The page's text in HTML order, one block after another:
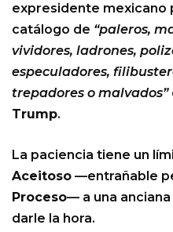
expresidente mexicano
catálogo de “paleros,
vividores, ladrones,
especuladores,
trepadores o malvados”
Trump.
La paciencia tiene un
Aceitoso —entrañable
Proceso— a una
darle la hora.